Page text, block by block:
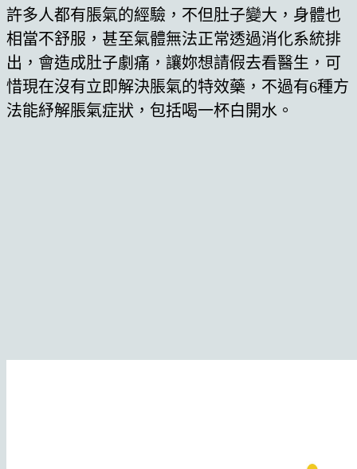
許多人都有脹氣的經驗，不但肚子變大，身體也
相當不舒服，甚至氣體無法正常透過消化系統排
出，會造成肚子劇痛，讓妳想請假去看醫生，可
惜現在沒有立即解決脹氣的特效藥，不過有6種方
法能紓解脹氣症狀，包括喝一杯白開水。